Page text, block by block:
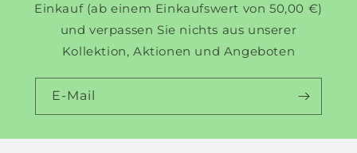
Einkauf (ab einem Einkaufswert von 50,00 €)
und verpassen Sie nichts aus unserer
Kollektion, Aktionen und Angeboten
E-Mail